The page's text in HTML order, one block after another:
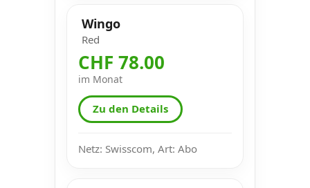
Wingo
Red
CHF 78.00
im Monat
Zu den Details
Netz: Swisscom, Art: Abo